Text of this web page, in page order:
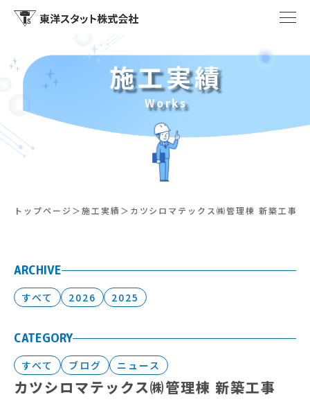
施工実績
Works
トップページ 施工実績 カツシロマテックス㈱管理棟 新築工事
ARCHIVE
すべて 2026 2025
CATEGORY
すべて ブログ ニュース
カツシロマテックス㈱管理棟 新築工事